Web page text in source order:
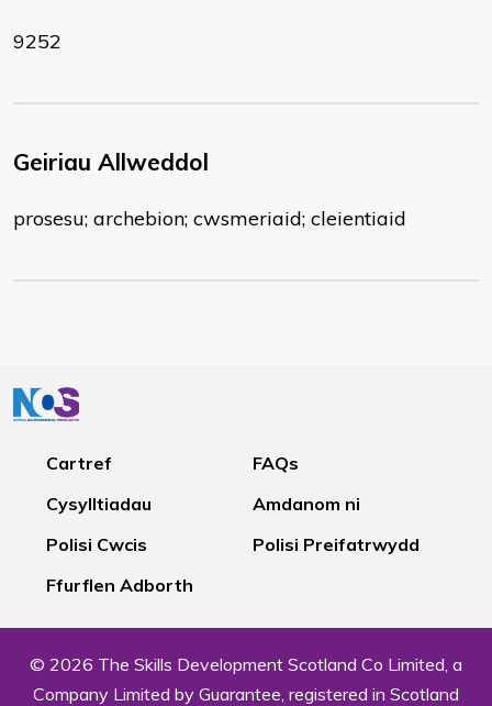
9252
Geiriau Allweddol
prosesu; archebion; cwsmeriaid; cleientiaid
Cartref
FAQs
Cysylltiadau
Amdanom ni
Polisi Cwcis
Polisi Preifatrwydd
Ffurflen Adborth
© 2026 The Skills Development Scotland Co Limited, a
Company Limited by Guarantee, registered in Scotland